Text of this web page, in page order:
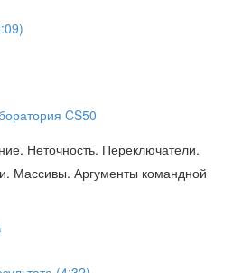
CS50
Неточность. Переключатели.
Массивы. Аргументы командной